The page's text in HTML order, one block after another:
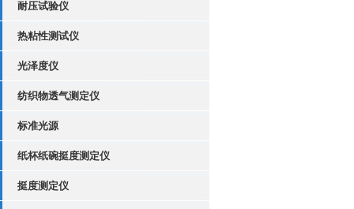
耐压试验仪
热粘性测试仪
光泽度仪
纺织物透气测定仪
标准光源
纸杯纸碗挺度测定仪
挺度测定仪